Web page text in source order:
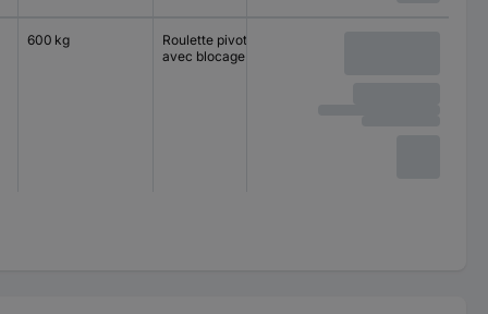
600 kg
Roulette pivotante
avec blocage